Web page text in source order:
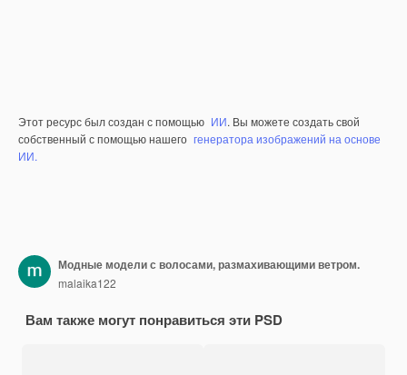
Этот ресурс был создан с помощью ИИ. Вы можете создать свой
собственный с помощью нашего генератора изображений на основе
ИИ.
Модные модели с волосами, размахивающими ветром.
malaika122
Вам также могут понравиться эти PSD